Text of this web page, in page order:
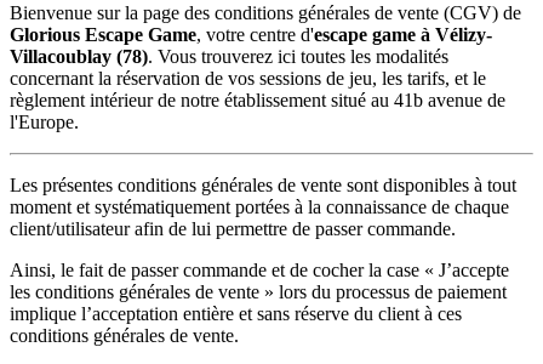
Bienvenue sur la page des conditions générales de vente (CGV) de
Glorious Escape Game, votre centre d'escape game à Vélizy-
Villacoublay (78). Vous trouverez ici toutes les modalités
concernant la réservation de vos sessions de jeu, les tarifs, et le
règlement intérieur de notre établissement situé au 41b avenue de
l'Europe.
Les présentes conditions générales de vente sont disponibles à tout
moment et systématiquement portées à la connaissance de chaque
client/utilisateur afin de lui permettre de passer commande.
Ainsi, le fait de passer commande et de cocher la case « J’accepte
les conditions générales de vente » lors du processus de paiement
implique l’acceptation entière et sans réserve du client à ces
conditions générales de vente.